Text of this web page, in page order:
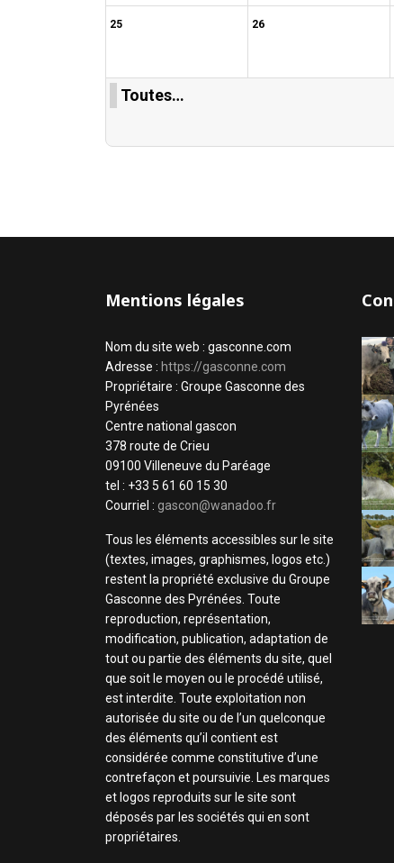
25 26
Toutes…
Mentions légales
Nom du site web : gasconne.com
Adresse : https://gasconne.com
Propriétaire : Groupe Gasconne des
Pyrénées
Centre national gascon
378 route de Crieu
09100 Villeneuve du Paréage
tel : +33 5 61 60 15 30
Courriel : gascon@wanadoo.fr
Tous les éléments accessibles sur le site
(textes, images, graphismes, logos etc.)
restent la propriété exclusive du Groupe
Gasconne des Pyrénées. Toute
reproduction, représentation,
modification, publication, adaptation de
tout ou partie des éléments du site, quel
que soit le moyen ou le procédé utilisé,
est interdite. Toute exploitation non
autorisée du site ou de l’un quelconque
des éléments qu’il contient est
considérée comme constitutive d’une
contrefaçon et poursuivie. Les marques
et logos reproduits sur le site sont
déposés par les sociétés qui en sont
propriétaires.